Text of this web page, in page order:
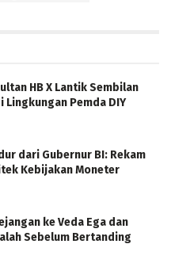
HB X Lantik Sembilan
Lingkungan Pemda DIY
dari Gubernur BI: Rekam
Kebijakan Moneter
ke Veda Ega dan
Sebelum Bertanding